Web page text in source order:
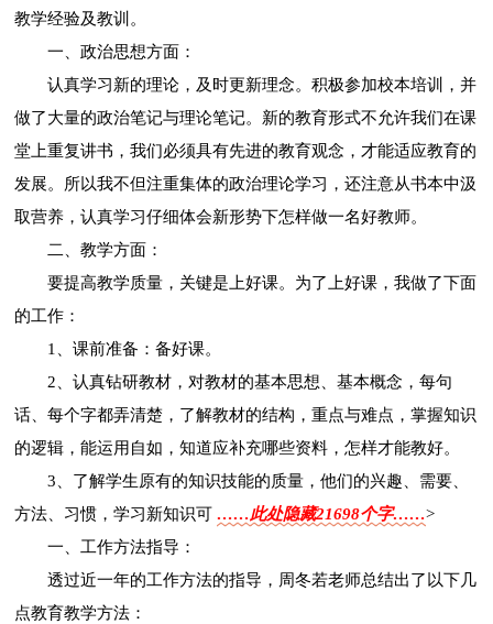
教学经验及教训。
一、政治思想方面：
认真学习新的理论，及时更新理念。积极参加校本培训，并
做了大量的政治笔记与理论笔记。新的教育形式不允许我们在课
堂上重复讲书，我们必须具有先进的教育观念，才能适应教育的
发展。所以我不但注重集体的政治理论学习，还注意从书本中汲
取营养，认真学习仔细体会新形势下怎样做一名好教师。
二、教学方面：
要提高教学质量，关键是上好课。为了上好课，我做了下面
的工作：
1、课前准备：备好课。
2、认真钻研教材，对教材的基本思想、基本概念，每句
话、每个字都弄清楚，了解教材的结构，重点与难点，掌握知识
的逻辑，能运用自如，知道应补充哪些资料，怎样才能教好。
3、了解学生原有的知识技能的质量，他们的兴趣、需要、
方法、习惯，学习新知识可……此处隐藏21698个字……>
一、工作方法指导：
透过近一年的工作方法的指导，周冬若老师总结出了以下几
点教育教学方法：